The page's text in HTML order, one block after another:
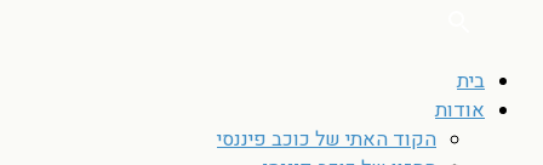
בית
אודות
הקוד האתי של כוכב פיננסי